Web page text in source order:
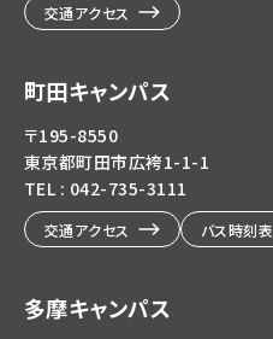
交通アクセス
町田キャンパス
〒195-8550
東京都町田市広袴1-1-1
TEL : 042-735-3111
交通アクセス バス時刻表
多摩キャンパス